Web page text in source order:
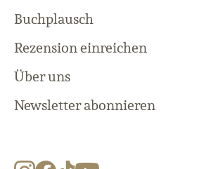
Buchplausch
Rezension einreichen
Über uns
Newsletter abonnieren